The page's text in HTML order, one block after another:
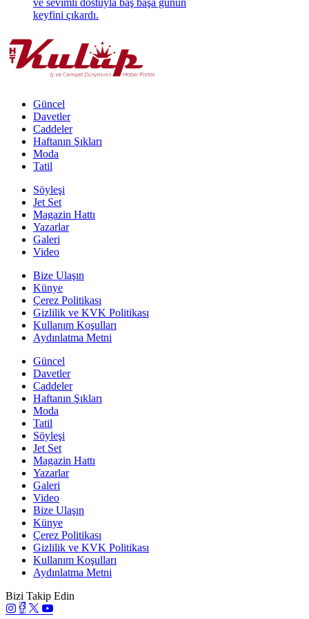
ve sevimli dostuyla baş başa günün
keyfini çıkardı.
Güncel
Davetler
Caddeler
Haftanın Şıkları
Moda
Tatil
Söyleşi
Jet Set
Magazin Hattı
Yazarlar
Galeri
Video
Bize Ulaşın
Künye
Çerez Politikası
Gizlilik ve KVK Politikası
Kullanım Koşulları
Aydınlatma Metni
Güncel
Davetler
Caddeler
Haftanın Şıkları
Moda
Tatil
Söyleşi
Jet Set
Magazin Hattı
Yazarlar
Galeri
Video
Bize Ulaşın
Künye
Çerez Politikası
Gizlilik ve KVK Politikası
Kullanım Koşulları
Aydınlatma Metni
Bizi Takip Edin